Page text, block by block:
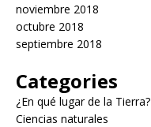
noviembre 2018
octubre 2018
septiembre 2018
Categories
¿En qué lugar de la Tierra?
Ciencias naturales